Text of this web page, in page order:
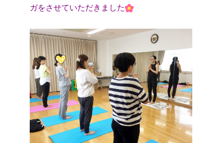
ガをさせていただきました